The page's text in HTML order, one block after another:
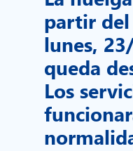
partir
lunes,
queda
Los